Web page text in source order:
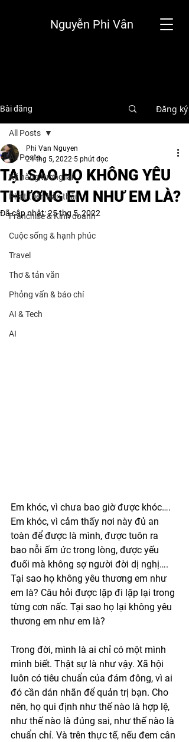
Nguyễn Phi Vân
Bài đăng Đăng ký
All Posts
Kỹ năng tương lai
Phát triển bản thân
Franchise & Kinh doanh
Cuộc sống & hạnh phúc
Travel
Thơ & tản văn
Phỏng vấn & báo chí
AI & Tech
AI
All Posts
TẠI SAO HỌ KHÔNG YÊU
THƯƠNG EM NHƯ EM LÀ?
Phi Van Nguyen
24 thg 5, 2022 5 phút đọc
Đã cập nhật:25 thg 5, 2022
Em khóc, vì chưa bao giờ được khóc….
Em khóc, vì cảm thấy nơi này đủ an
toàn để được là mình, được tuôn ra
bao nỗi ấm ức trong lòng, được yếu
đuối mà không sợ người đời dị nghị….
Tại sao họ không yêu thương em như
em là? Câu hỏi được lặp đi lặp lại trong
từng cơn nấc. Tại sao họ lại không yêu
thương em như em là?
Trong đời, mình là ai chỉ có một mình
mình biết. Thật sự là như vậy. Xã hội
luôn có tiêu chuẩn của đám đông, vì ai
đó cần dán nhãn để quản trị bạn. Cho
nên, họ qui định như thế nào là hợp lệ,
như thế nào là đúng sai, như thế nào là
chuẩn chỉ. Và trên thực tế, nếu đem cân